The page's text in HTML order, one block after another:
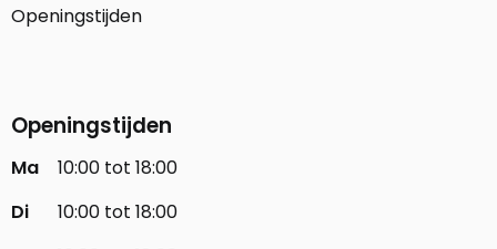
Openingstijden
Openingstijden
Ma
10:00 tot 18:00
Di
10:00 tot 18:00